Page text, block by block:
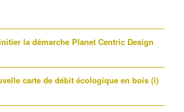
la démarche Planet Centric Design
carte de débit écologique en bois (i)